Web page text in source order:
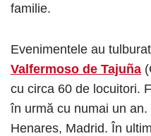
familie.
Evenimentele au
Valfermoso de Tajuña
cu circa 60 de locuitori.
în urmă cu numai un
Henares, Madrid. În